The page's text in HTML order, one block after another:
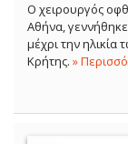
Ο χειρουργός
Αθήνα,
μέχρι την ηλικία
Κρήτης. »